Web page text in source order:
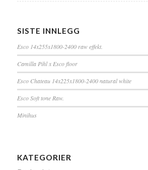
SISTE INNLEGG
Esco 14x255x1800-2400 raw effekt.
Camilla Pihl x Esco floor
Esco Chateau 14x225x1800-2400 natural white
Esco Soft tone Raw.
Minihus
KATEGORIER